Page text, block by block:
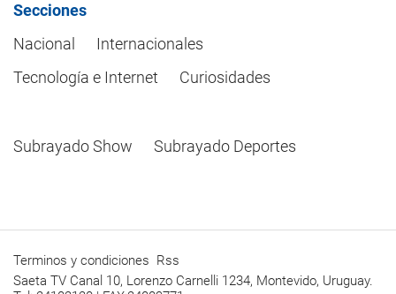
Secciones
Nacional
Internacionales
Tecnología e Internet
Curiosidades
Subrayado Show Subrayado Deportes
Terminos y condiciones Rss
Saeta TV Canal 10, Lorenzo Carnelli 1234, Montevido, Uruguay.